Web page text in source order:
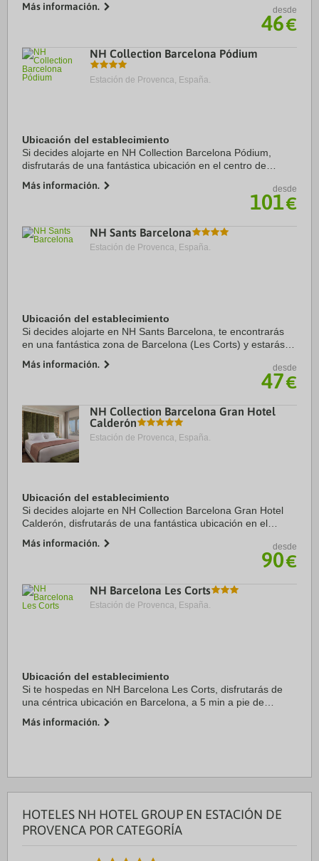
y Plaza de Catalunya. Además, este hotel ...
Más información. desde
46€
NH Collection Barcelona Pódium
Estación de Provenca, España.
Ubicación del establecimiento
Si decides alojarte en NH Collection Barcelona Pódium,
disfrutarás de una fantástica ubicación en el centro de
de Plaza de Catalunya. Además, ...
Más información. desde
101€
NH Sants Barcelona
Estación de Provenca, España.
Ubicación del establecimiento
Si decides alojarte en NH Sants Barcelona, te encontrarás
en una fantástica zona de Barcelona (Les Corts) y estarás a
Paseo de Gracia. Además, este ...
Más información. desde
47€
NH Collection Barcelona Gran Hotel
Calderón
Estación de Provenca, España.
Ubicación del establecimiento
Si decides alojarte en NH Collection Barcelona Gran Hotel
Calderón, disfrutarás de una fantástica ubicación en el
Catalunya y Casa Batlló. ...
Más información. desde
90€
NH Barcelona Les Corts
Estación de Provenca, España.
Ubicación del establecimiento
Si te hospedas en NH Barcelona Les Corts, disfrutarás de
una céntrica ubicación en Barcelona, a 5 min a pie de
Francesc Macià. Además, este hotel ...
Más información.
HOTELES NH HOTEL GROUP EN ESTACIÓN DE
PROVENCA POR CATEGORÍA